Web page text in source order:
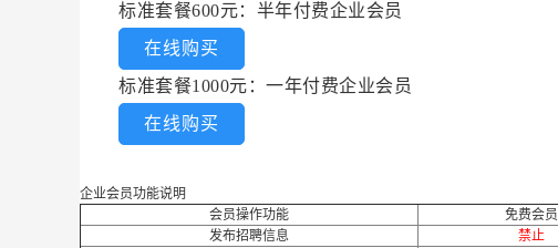
标准套餐600元：半年付费企业会员
在线购买
标准套餐1000元：一年付费企业会员
在线购买
企业会员功能说明
会员操作功能
免费会员
发布招聘信息
禁止